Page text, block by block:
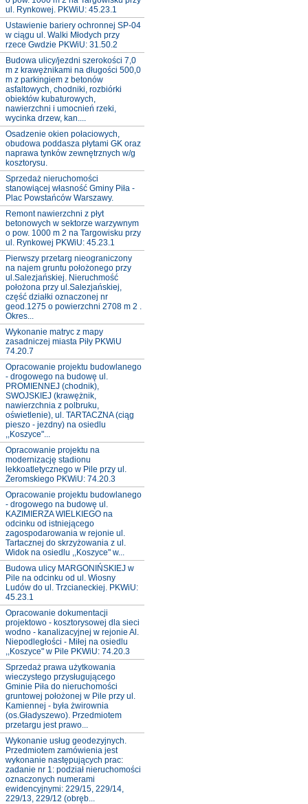
ul. Rynkowej. PKWiU: 45.23.1
Ustawienie bariery ochronnej SP-04
w ciągu ul. Walki Młodych przy
rzece Gwdzie PKWiU: 31.50.2
Budowa ulicy/jezdni szerokości 7,0
m z krawężnikami na długości 500,0
m z parkingiem z betonów
asfaltowych, chodniki, rozbiórki
obiektów kubaturowych,
nawierzchni i umocnień rzeki,
wycinka drzew, kan....
Osadzenie okien połaciowych,
obudowa poddasza płytami GK oraz
naprawa tynków zewnętrznych w/g
kosztorysu.
Sprzedaż nieruchomości
stanowiącej własność Gminy Piła -
Plac Powstańców Warszawy.
Remont nawierzchni z płyt
betonowych w sektorze warzywnym
o pow. 1000 m 2 na Targowisku przy
ul. Rynkowej PKWiU: 45.23.1
Pierwszy przetarg nieograniczony
na najem gruntu położonego przy
ul.Salezjańskiej. Nieruchmość
położona przy ul.Salezjańskiej,
część działki oznaczonej nr
geod.1275 o powierzchni 2708 m 2 .
Okres...
Wykonanie matryc z mapy
zasadniczej miasta Piły PKWiU
74.20.7
Opracowanie projektu budowlanego
- drogowego na budowę ul.
PROMIENNEJ (chodnik),
SWOJSKIEJ (krawężnik,
nawierzchnia z polbruku,
oświetlenie), ul. TARTACZNA (ciąg
pieszo - jezdny) na osiedlu
,,Koszyce"...
Opracowanie projektu na
modernizację stadionu
lekkoatletycznego w Pile przy ul.
Żeromskiego PKWiU: 74.20.3
Opracowanie projektu budowlanego
- drogowego na budowę ul.
KAZIMIERZA WIELKIEGO na
odcinku od istniejącego
zagospodarowania w rejonie ul.
Tartacznej do skrzyżowania z ul.
Widok na osiedlu ,,Koszyce" w...
Budowa ulicy MARGONIŃSKIEJ w
Pile na odcinku od ul. Wiosny
Ludów do ul. Trzcianeckiej. PKWiU:
45.23.1
Opracowanie dokumentacji
projektowo - kosztorysowej dla sieci
wodno - kanalizacyjnej w rejonie Al.
Niepodległości - Miłej na osiedlu
,,Koszyce" w Pile PKWiU: 74.20.3
Sprzedaż prawa użytkowania
wieczystego przysługującego
Gminie Piła do nieruchomości
gruntowej położonej w Pile przy ul.
Kamiennej - była żwirownia
(os.Gładyszewo). Przedmiotem
przetargu jest prawo...
Wykonanie usług geodezyjnych.
Przedmiotem zamówienia jest
wykonanie następujących prac:
zadanie nr 1: podział nieruchomości
oznaczonych numerami
ewidencyjnymi: 229/15, 229/14,
229/13, 229/12 (obręb...